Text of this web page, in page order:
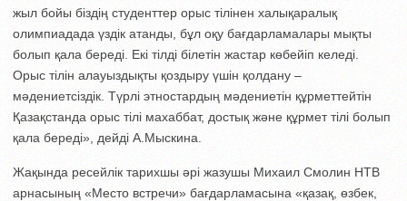
жыл бойы біз­дің студенттер орыс тілінен халықаралық
олимпиадада үздік атанды, бұл оқу бағдарламалары мықты
болып қала береді. Екі тілді білетін жастар көбейіп келеді.
Орыс тілін алауыздықты қоздыру үшін қолдану –
мәдениетсіздік. Түрлі этнос­тар­дың мәдениетін құрметтейтін
Қазақ­станда орыс тілі махаббат, достық және құрмет тілі болып
қала береді», дейді А.Мыскина.
Жақында ресейлік тарихшы әрі жазушы Михаил Смолин НТВ
арнасының «Место встречи» бағдарламасына «қазақ, өзбек,